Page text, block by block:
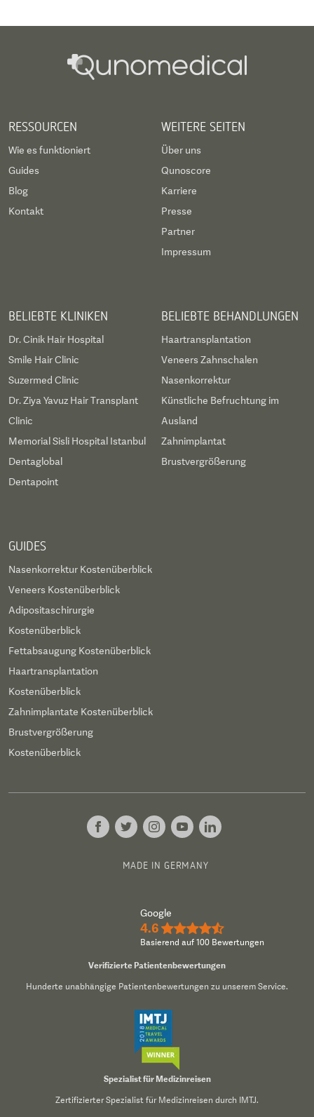
RESSOURCEN
Wie es funktioniert
Guides
Blog
Kontakt
WEITERE SEITEN
Über uns
Qunoscore
Karriere
Presse
Partner
Impressum
BELIEBTE KLINIKEN
Dr. Cinik Hair Hospital
Smile Hair Clinic
Suzermed Clinic
Dr. Ziya Yavuz Hair Transplant
Clinic
Memorial Sisli Hospital Istanbul
Dentaglobal
Dentapoint
BELIEBTE BEHANDLUNGEN
Haartransplantation
Veneers Zahnschalen
Nasenkorrektur
Künstliche Befruchtung im
Ausland
Zahnimplantat
Brustvergrößerung
GUIDES
Nasenkorrektur Kostenüberblick
Veneers Kostenüberblick
Adipositaschirurgie
Kostenüberblick
Fettabsaugung Kostenüberblick
Haartransplantation
Kostenüberblick
Zahnimplantate Kostenüberblick
Brustvergrößerung
Kostenüberblick
MADE IN GERMANY
Google
4.6 ★★★★½
Basierend auf 100 Bewertungen
Verifizierte Patientenbewertungen
Hunderte unabhängige Patientenbewertungen zu unserem Service.
Spezialist für Medizinreisen
Zertifizierter Spezialist für Medizinreisen durch IMTJ.